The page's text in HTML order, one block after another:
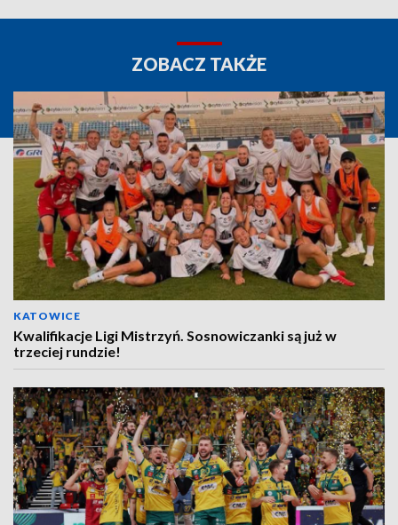
ZOBACZ TAKŻE
KATOWICE
Kwalifikacje Ligi Mistrzyń. Sosnowiczanki są już w
trzeciej rundzie!